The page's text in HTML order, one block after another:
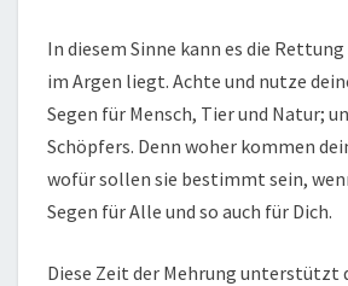
In diesem Sinne kann es die
im Argen liegt. Achte und nutze
Segen für Mensch, Tier und Natur;
Schöpfers. Denn woher kommen
wofür sollen sie bestimmt sein,
Segen für Alle und so auch für Dich.
Diese Zeit der Mehrung unterstützt